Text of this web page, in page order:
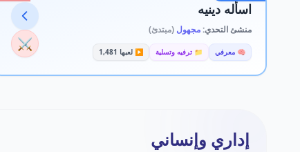
اسأله دينيه
منشئ التحدي:مجهول (مبتدئ)
🧠 معرفي 📁 ترفيه وتسلية ▶️ لعبها 1,481 ⚔️
إداري وإنساني